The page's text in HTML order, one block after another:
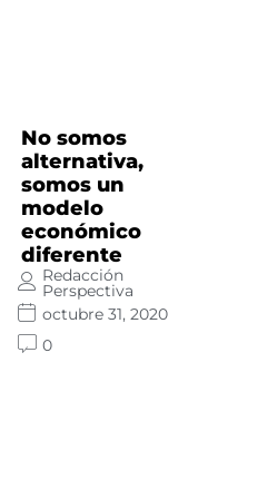
No somos
alternativa,
somos un
modelo
económico
diferente
Redacción
Perspectiva
octubre 31, 2020
0